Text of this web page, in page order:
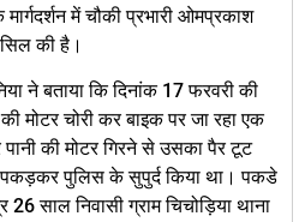
में चौकी प्रभारी ओमप्रकाश
की है।
ने बताया कि दिनांक 17 फरवरी की
की मोटर चोरी कर बाइक पर जा रहा एक
की मोटर गिरने से उसका पैर टूट
पकड़कर पुलिस के सुपुर्द किया था। पकडे
साल निवासी ग्राम चिचोड़िया थाना